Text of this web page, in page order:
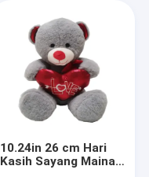
10.24in 26 cm Hari
Kasih Sayang Mainan